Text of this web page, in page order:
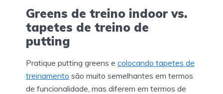
Greens de treino indoor vs.
tapetes de treino de
putting
Pratique putting greens e colocando tapetes de
treinamento são muito semelhantes em termos
de funcionalidade, mas diferem em termos de